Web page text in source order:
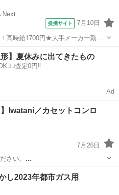
Next
提携サイト 7月10日
高時給1700円★大手メーカー勤
完備★マイカー通勤OK＆工場敷地
お仕事 ◇空気
の他
形】夏休みに出てきたもの
査定0円‼️
Ad
】Iwatani／カセットコンロ
7月26日
さい。
products/cg/outdoor/cb-odx-1/
方お願いい...
チン家電 Iwatani
し2023年都市ガス用